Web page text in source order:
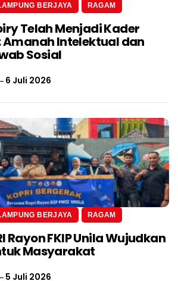
BERJAYA RAGAM
Telah Menjadi Kader
Amanah Intelektual dan
Sosial
6 Juli 2026
BERJAYA RAGAM
Rayon FKIP Unila Wujudkan
Masyarakat
5 Juli 2026